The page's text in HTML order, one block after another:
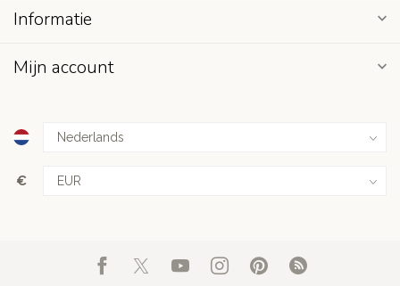
Informatie
Mijn account
€